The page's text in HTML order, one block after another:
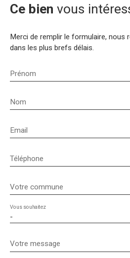
Ce bien vous
Merci de remplir le formulaire, nous
dans les plus brefs délais.
Prénom
Nom
Email
Téléphone
Votre commune
-
Vous souhaitez
Votre message